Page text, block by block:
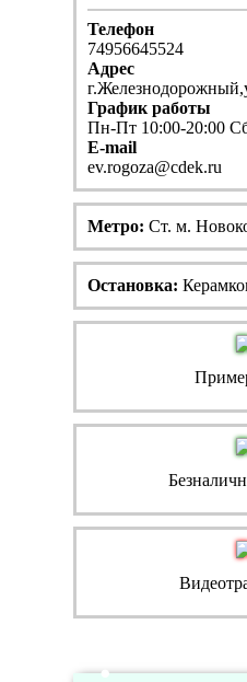
Телефон
74956645524
Адрес
График работы
Пн-Пт 10:00-20:00
E-mail
ev.rogoza@cdek.ru
Метро:Ст. м.
Остановка: